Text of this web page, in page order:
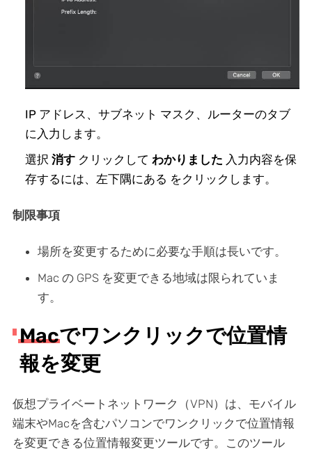
IP アドレス、サブネット マスク、ルーターのタブ
に入力します。
選択 消すクリックして わかりました 入力内容を保
存するには、左下隅にある をクリックします。
制限事項
場所を変更するために必要な手順は長いです。
Mac の GPS を変更できる地域は限られていま
す。
Macでワンクリックで位置情
報を変更
仮想プライベートネットワーク（VPN）は、モバイル
端末やMacを含むパソコンでワンクリックで位置情報
を変更できる位置情報変更ツールです。このツール